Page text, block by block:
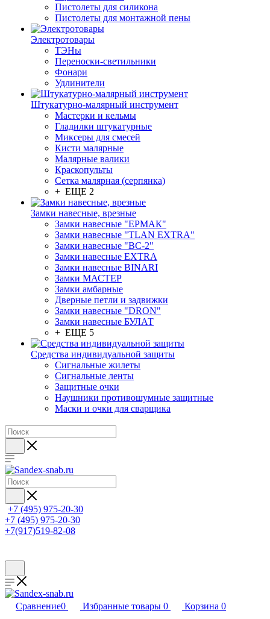
Пистолеты для силикона
Пистолеты для монтажной пены
Электротовары
ТЭНы
Переноски-светильники
Фонари
Удлинители
Штукатурно-малярный инструмент
Мастерки и кельмы
Гладилки штукатурные
Миксеры для смесей
Кисти малярные
Малярные валики
Краскопульты
Сетка малярная (серпянка)
+ ЕЩЕ 2
Замки навесные, врезные
Замки навесные "ЕРМАК"
Замки навесные "TLAN EXTRA"
Замки навесные "ВС-2"
Замки навесные EXTRA
Замки навесные BINARI
Замки МАСТЕР
Замки амбарные
Дверные петли и задвижки
Замки навесные "DRON"
Замки навесные БУЛАТ
+ ЕЩЕ 5
Средства индивидуальной защиты
Сигнальные жилеты
Сигнальные ленты
Защитные очки
Наушники противошумные защитные
Маски и очки для сварщика
+7 (495) 975-20-30
+7 (495) 975-20-30
+7(917)519-82-08
Сравнение0 Избранные товары 0 Корзина 0